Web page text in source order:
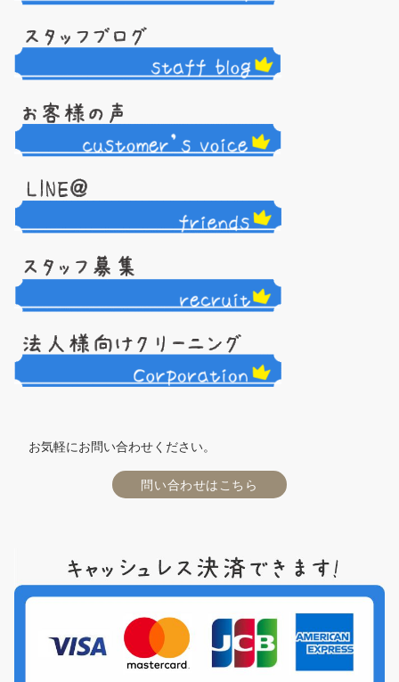
ョ
ン
お気軽にお問い合わせください。
問い合わせはこちら